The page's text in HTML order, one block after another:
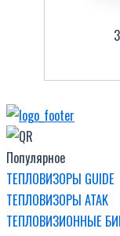
Популярное
ТЕПЛОВИЗОРЫ GUIDE
ТЕПЛОВИЗОРЫ ATAK
ТЕПЛОВИЗИОННЫЕ